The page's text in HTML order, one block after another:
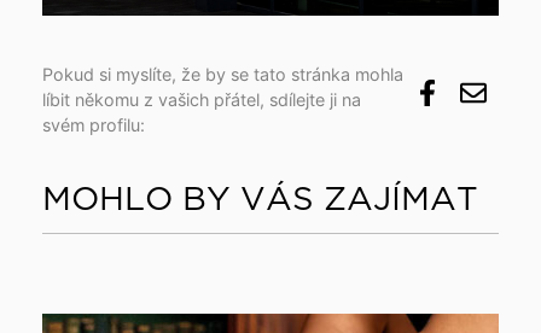
Pokud si myslíte, že by se tato stránka mohla
líbit někomu z vašich přátel, sdílejte ji na
svém profilu:
MOHLO BY VÁS ZAJÍMAT